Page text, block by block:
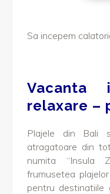
Sa incepem
relaxare –
Plajele din Bali
atragatoare din
numita “Insula
frumusetea
pentru destinatiile